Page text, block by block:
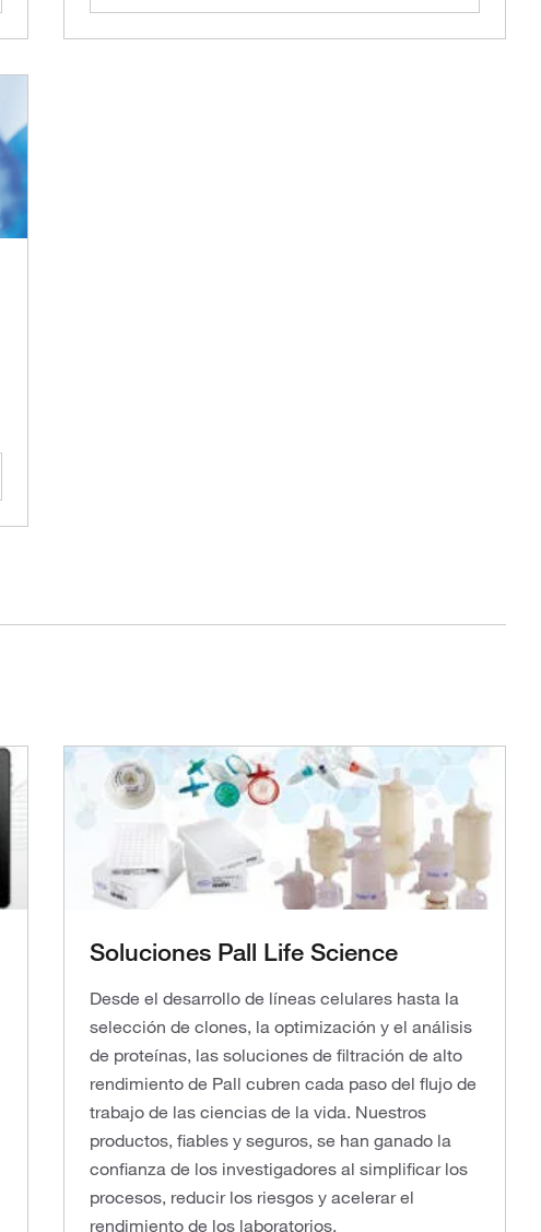
Soluciones Pall Life Science
Desde el desarrollo de líneas celulares hasta la
selección de clones, la optimización y el análisis
de proteínas, las soluciones de filtración de alto
rendimiento de Pall cubren cada paso del flujo de
trabajo de las ciencias de la vida. Nuestros
productos, fiables y seguros, se han ganado la
confianza de los investigadores al simplificar los
procesos, reducir los riesgos y acelerar el
rendimiento de los laboratorios.